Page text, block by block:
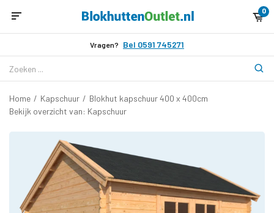
0
Vragen? Bel 0591 745271
Home / Kapschuur / Blokhut kapschuur 400 x 400cm
Bekijk overzicht van: Kapschuur